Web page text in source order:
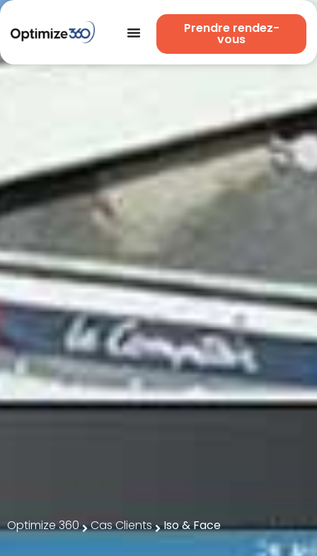
Prendre rendez-
vous
Optimize 360 Cas Clients Iso & Face